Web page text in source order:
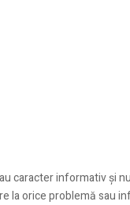
caracter informativ și
la orice problemă sau